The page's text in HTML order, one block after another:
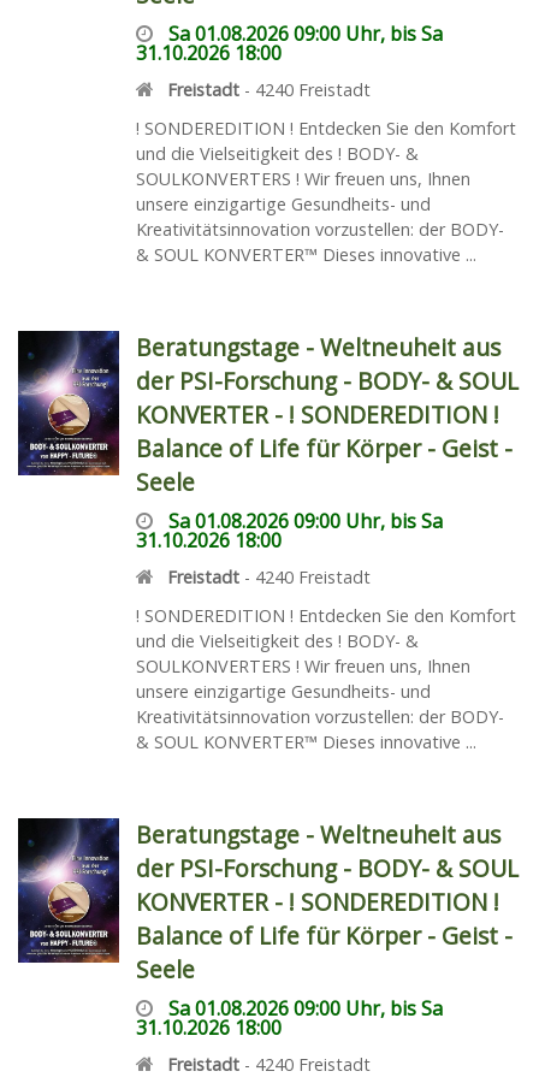
Sa 01.08.2026 09:00 Uhr, bis Sa
31.10.2026 18:00
Freistadt - 4240 Freistadt
! SONDEREDITION ! Entdecken Sie den Komfort
und die Vielseitigkeit des ! BODY- &
SOULKONVERTERS ! Wir freuen uns, Ihnen
unsere einzigartige Gesundheits- und
Kreativitätsinnovation vorzustellen: der BODY-
& SOUL KONVERTER™ Dieses innovative ...
Beratungstage - Weltneuheit aus
der PSI-Forschung - BODY- & SOUL
KONVERTER - ! SONDEREDITION !
Balance of Life für Körper - Geist -
Seele
Sa 01.08.2026 09:00 Uhr, bis Sa
31.10.2026 18:00
Freistadt - 4240 Freistadt
! SONDEREDITION ! Entdecken Sie den Komfort
und die Vielseitigkeit des ! BODY- &
SOULKONVERTERS ! Wir freuen uns, Ihnen
unsere einzigartige Gesundheits- und
Kreativitätsinnovation vorzustellen: der BODY-
& SOUL KONVERTER™ Dieses innovative ...
Beratungstage - Weltneuheit aus
der PSI-Forschung - BODY- & SOUL
KONVERTER - ! SONDEREDITION !
Balance of Life für Körper - Geist -
Seele
Sa 01.08.2026 09:00 Uhr, bis Sa
31.10.2026 18:00
Freistadt - 4240 Freistadt